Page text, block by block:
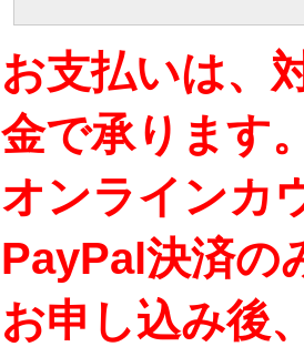
お支払いは、
金で承ります
オンラインカ
PayPal決済の
お申し込み後